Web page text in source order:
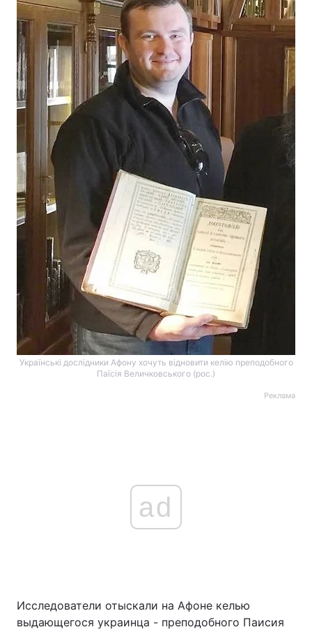
Українські дослідники Афону хочуть відновити келію преподобного
Паїсія Величковського (рос.)
Реклама
ad
Исследователи отыскали на Афоне келью
выдающегося украинца - преподобного Паисия